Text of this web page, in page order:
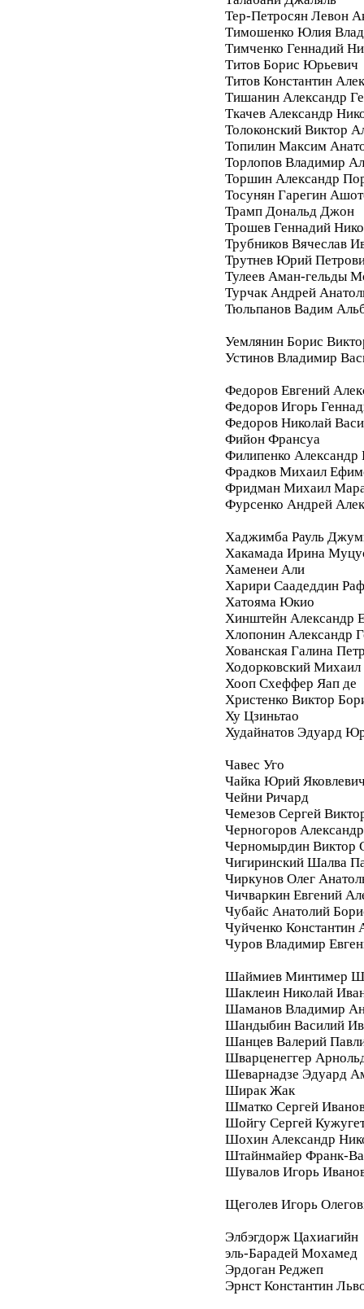
Тер-Петросян Левон
Тимошенко Юлия
Тимченко Геннадий
Титов Борис Юрьевич
Титов Константин
Тишанин Александр
Ткачев Александр
Толоконский Виктор
Топилин Максим
Торлопов Владимир
Торшин Александр
Тосунян Гарегин
Трамп Дональд Джон
Трошев Геннадий
Трубников Вячеслав
Трутнев Юрий
Тулеев Аман-гельды
Турчак Андрей
Тюльпанов Вадим
Уемлянин Борис
Устинов Владимир
Федоров Евгений
Федоров Игорь
Федоров Николай
Фийон Франсуа
Филипенко Александр
Фрадков Михаил
Фридман Михаил
Фурсенко Андрей
Хаджимба Рауль
Хакамада Ирина
Хаменеи Али
Харири Саадеддин
Хатояма Юкио
Хинштейн Александр
Хлопонин Александр
Хованская Галина
Ходорковский Михаил
Хооп Схеффер Яап де
Христенко Виктор
Ху Цзиньтао
Худайнатов Эдуард
Чавес Уго
Чайка Юрий
Чейни Ричард
Чемезов Сергей
Черногоров
Черномырдин Виктор
Чигиринский Шалва
Чиркунов Олег
Чичваркин Евгений
Чубайс Анатолий
Чуйченко Константин
Чуров Владимир
Шаймиев Минтимер
Шаклеин Николай
Шаманов Владимир
Шандыбин Василий
Шанцев Валерий
Шварценеггер
Шеварнадзе Эдуард
Ширак Жак
Шматко Сергей
Шойгу Сергей
Шохин Александр
Штайнмайер Франк-
Шувалов Игорь
Щеголев Игорь
Элбэгдорж Цахиагийн
эль-Барадей Мохамед
Эрдоган Реджеп
Эрнст Константин